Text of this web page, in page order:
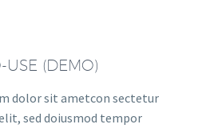
USE (DEMO)
dolor sit ametcon sectetur
sed doiusmod tempor